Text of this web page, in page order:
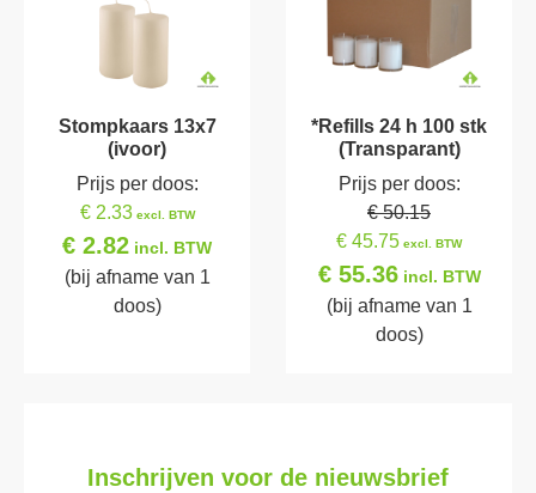
Stompkaars 13x7
(ivoor)
Prijs per doos:
€ 2.33excl. BTW
€ 2.82 incl. BTW
(bij afname van 1
doos)
*Refills 24 h 100 stk
(Transparant)
Prijs per doos:
€ 50.15
€ 45.75 excl. BTW
€ 55.36incl. BTW
(bij afname van 1
doos)
Inschrijven voor de nieuwsbrief